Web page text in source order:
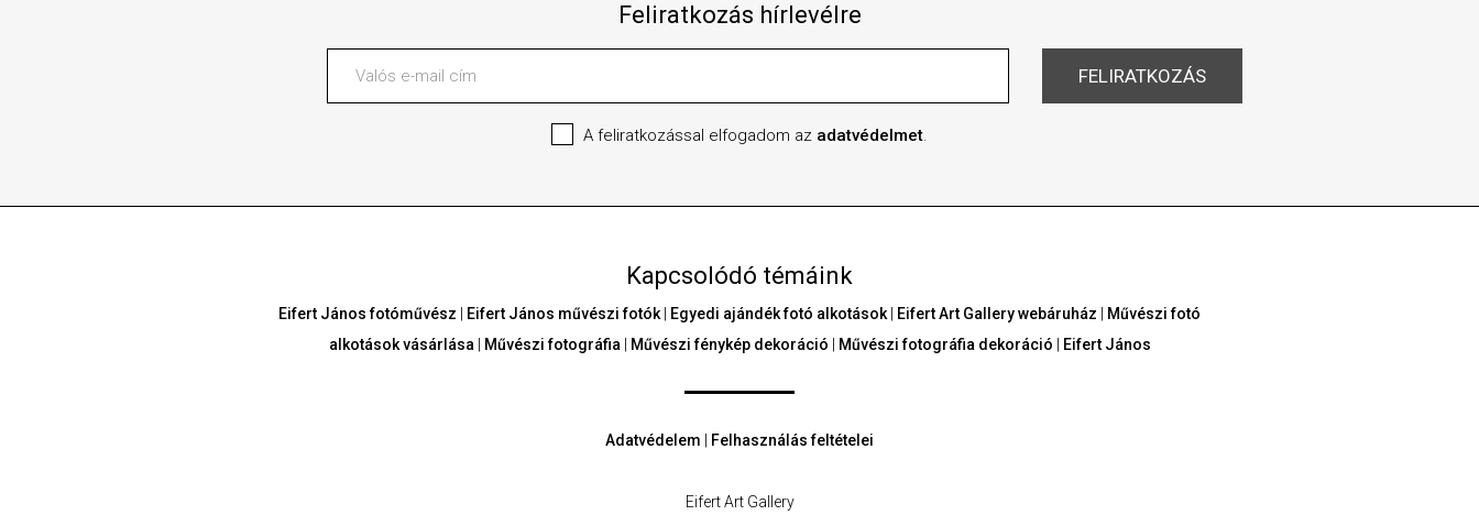
Feliratkozás hírlevélre
A feliratkozással elfogadom az adatvédelmet.
Kapcsolódó témáink
Eifert János fotóművész | Eifert János művészi fotók | Egyedi ajándék fotó alkotások | Eifert Art Gallery webáruház | Művészi fotó
alkotások vásárlása | Művészi fotográfia | Művészi fénykép dekoráció | Művészi fotográfia dekoráció | Eifert János
Adatvédelem | Felhasználás feltételei
Eifert Art Gallery